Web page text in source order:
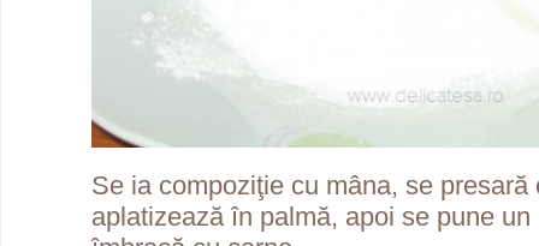
Se ia compoziţie cu mâna, se presară
aplatizează în palmă, apoi se pune